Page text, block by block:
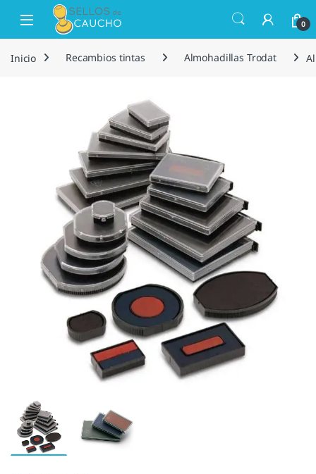
Saltar a la navegación
Saltar al contenido
Open 0
Inicio Recambios tintas Almohadillas Trodat